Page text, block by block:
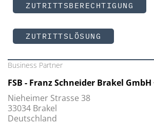
ZUTRITTSBERECHTIGUNG
ZUTRITTSLÖSUNG
Business Partner
FSB - Franz Schneider Brakel GmbH
Nieheimer Strasse 38
33034 Brakel
Deutschland